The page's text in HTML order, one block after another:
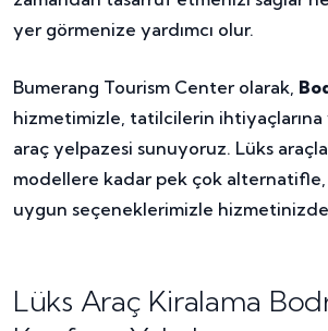
yer görmenize yardımcı olur.
Bumerang Tourism Center olarak,
hizmetimizle, tatilcilerin
araç yelpazesi sunuyoruz. Lüks
modellere kadar pek çok
uygun seçeneklerimizle
Lüks Araç Kiralama